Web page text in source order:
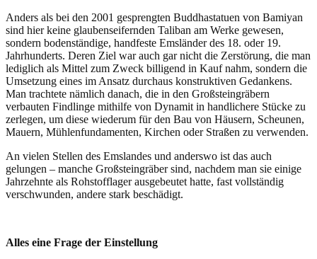
Anders als bei den 2001 gesprengten Buddhastatuen von Bamiyan
sind hier keine glaubenseifernden Taliban am Werke gewesen,
sondern bodenständige, handfeste Emsländer des 18. oder 19.
Jahrhunderts. Deren Ziel war auch gar nicht die Zerstörung, die man
lediglich als Mittel zum Zweck billigend in Kauf nahm, sondern die
Umsetzung eines im Ansatz durchaus konstruktiven Gedankens.
Man trachtete nämlich danach, die in den Großsteingräbern
verbauten Findlinge mithilfe von Dynamit in handlichere Stücke zu
zerlegen, um diese wiederum für den Bau von Häusern, Scheunen,
Mauern, Mühlenfundamenten, Kirchen oder Straßen zu verwenden.
An vielen Stellen des Emslandes und anderswo ist das auch
gelungen – manche Großsteingräber sind, nachdem man sie einige
Jahrzehnte als Rohstofflager ausgebeutet hatte, fast vollständig
verschwunden, andere stark beschädigt.
Alles eine Frage der Einstellung